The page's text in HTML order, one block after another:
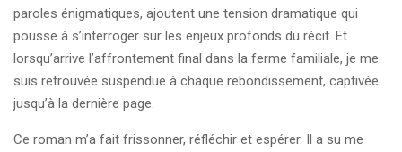
paroles énigmatiques, ajoutent une tension dramatique qui
pousse à s’interroger sur les enjeux profonds du récit. Et
lorsqu’arrive l’affrontement final dans la ferme familiale, je me
suis retrouvée suspendue à chaque rebondissement, captivée
jusqu’à la dernière page.
Ce roman m’a fait frissonner, réfléchir et espérer. Il a su me